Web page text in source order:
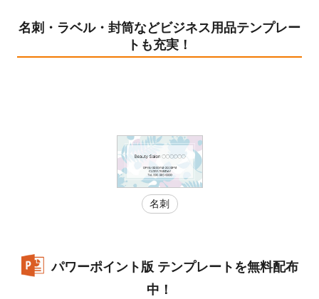
名刺・ラベル・封筒などビジネス用品テンプレー
トも充実！
名刺
パワーポイント版 テンプレートを無料配布
中！